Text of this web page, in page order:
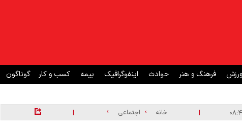
ورزش فرهنگ و هنر حوادث اینفوگرافیک بیمه کسب و کار گوناگون
| خانه اجتماعی |